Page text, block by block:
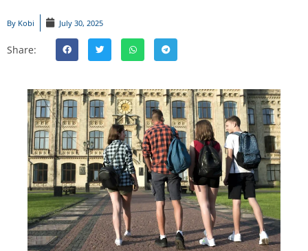
By Kobi July 30, 2025
Share: